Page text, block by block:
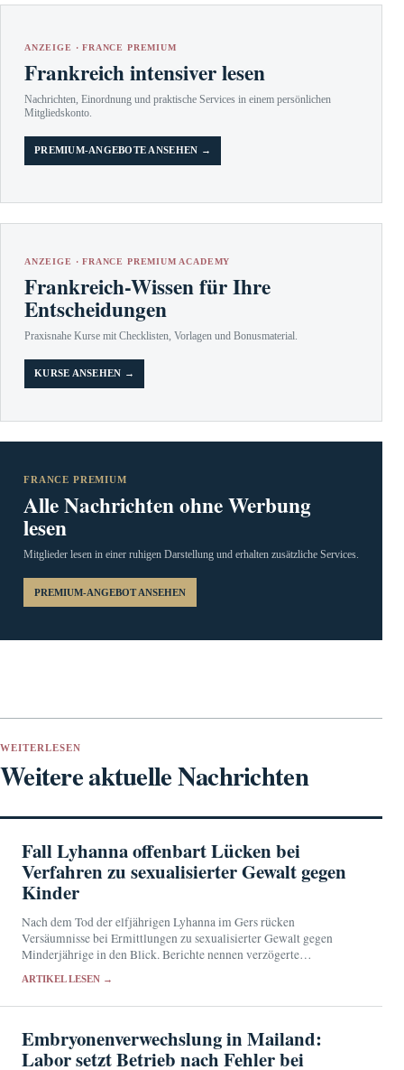
ANZEIGE · FRANCE PREMIUM
Frankreich intensiver lesen
Nachrichten, Einordnung und praktische Services in einem persönlichen
Mitgliedskonto.
PREMIUM-ANGEBOTE ANSEHEN →
ANZEIGE · FRANCE PREMIUM ACADEMY
Frankreich-Wissen für Ihre
Entscheidungen
Praxisnahe Kurse mit Checklisten, Vorlagen und Bonusmaterial.
KURSE ANSEHEN →
FRANCE PREMIUM
Alle Nachrichten ohne Werbung
lesen
Mitglieder lesen in einer ruhigen Darstellung und erhalten zusätzliche Services.
PREMIUM-ANGEBOT ANSEHEN
WEITERLESEN
Weitere aktuelle Nachrichten
Fall Lyhanna offenbart Lücken bei
Verfahren zu sexualisierter Gewalt gegen
Kinder
Nach dem Tod der elfjährigen Lyhanna im Gers rücken
Versäumnisse bei Ermittlungen zu sexualisierter Gewalt gegen
Minderjährige in den Blick. Berichte nennen verzögerte
ARTIKEL LESEN →
Embryonenverwechslung in Mailand:
Labor setzt Betrieb nach Fehler bei